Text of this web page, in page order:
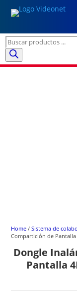
Búsqueda
de
productos
Home /Sistema de
Compartición de Pantalla
Dongle
Pantalla